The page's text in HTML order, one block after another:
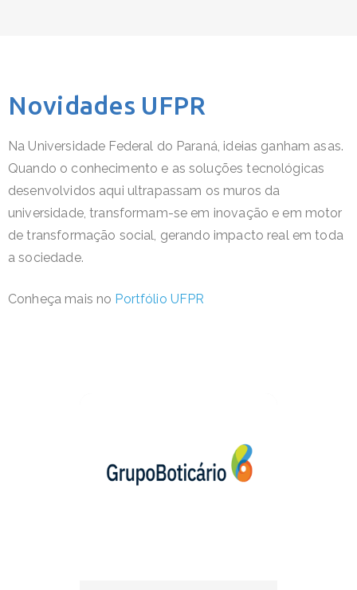
Novidades UFPR
Na Universidade Federal do Paraná, ideias ganham asas.
Quando o conhecimento e as soluções tecnológicas
desenvolvidos aqui ultrapassam os muros da
universidade, transformam-se em inovação e em motor
de transformação social, gerando impacto real em toda
a sociedade.
Conheça mais no Portfólio UFPR